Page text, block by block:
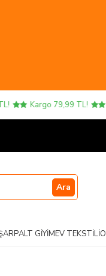
Kargo 79,99 TL!
Ara
ALT GIYIMEV TEKSTILI